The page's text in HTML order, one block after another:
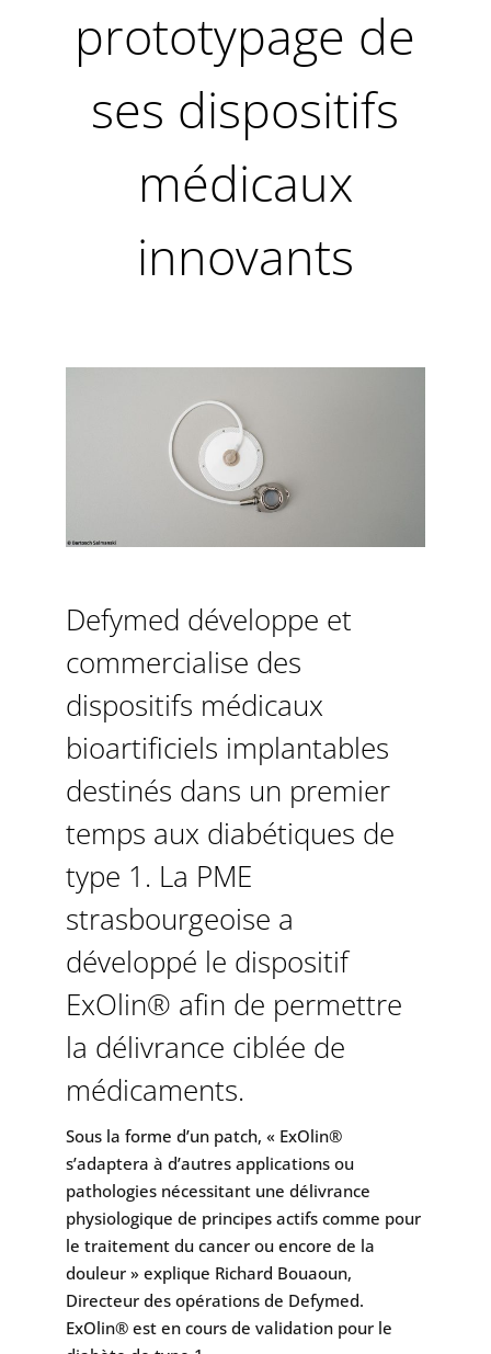
prototypage de
ses dispositifs
médicaux
innovants
Defymed développe et
commercialise des
dispositifs médicaux
bioartificiels implantables
destinés dans un premier
temps aux diabétiques de
type 1. La PME
strasbourgeoise a
développé le dispositif
ExOlin® afin de permettre
la délivrance ciblée de
médicaments.
Sous la forme d’un patch, « ExOlin®
s’adaptera à d’autres applications ou
pathologies nécessitant une délivrance
physiologique de principes actifs comme pour
le traitement du cancer ou encore de la
douleur » explique Richard Bouaoun,
Directeur des opérations de Defymed.
ExOlin® est en cours de validation pour le